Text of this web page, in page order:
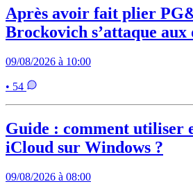
Après avoir fait plier
Brockovich s’attaque aux
09/08/2026 à 10:00
• 54
Guide : comment utiliser
iCloud sur Windows ?
09/08/2026 à 08:00